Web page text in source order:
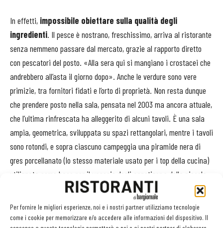
Per fornire le migliori esperienze, noi e i nostri partner utilizziamo tecnologie
come i cookie per memorizzare e/o accedere alle informazioni del dispositivo. Il
In effetti, impossibile obiettare sulla qualità degli
ingredienti. Il pesce è nostrano, freschissimo, arriva al ristorante
senza nemmeno passare dal mercato, grazie al rapporto diretto
con pescatori del posto. «Alla sera qui si mangiano i crostacei che
andrebbero all’asta il giorno dopo». Anche le verdure sono vere
primizie, tra fornitori fidati e l’orto di proprietà. Non resta dunque
che prendere posto nella sala, pensata nel 2003 ma ancora attuale,
che l’ultima rinfrescata ha alleggerito di alcuni tavoli. È una sala
ampia, geometrica, sviluppata su spazi rettangolari, mentre i tavoli
sono rotondi, e sopra ciascuno campeggia una piramide nera di
gres porcellanato (lo stesso materiale usato per i top della cucina)
utilizzata come base per il vassoio degli appetizer e della piccola
La materia prima come motore nobile di ogni piatto. Poi